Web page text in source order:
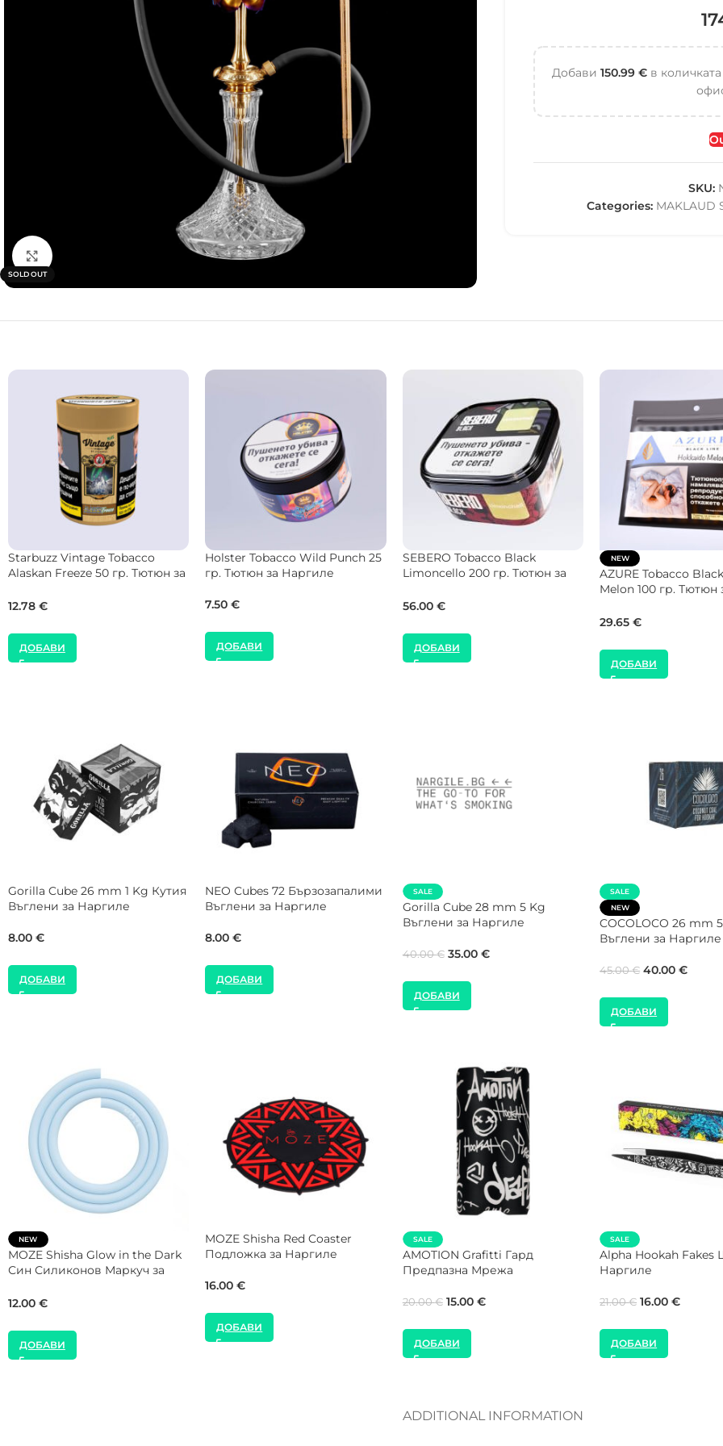
SOLD OUT
Добави 150.99 €в
SKU:
Categories: MAKLAUD
DOZAJ Black Tobacco Cigar
Vanilla 25 гр. Тютюн за
7.67€
ДОБАВИ
BLACK Tobacco Peanut 200 гр.
Тютюн за Наргиле
51.13€
ДОБАВИ
NEW
Hookain Tobacco Candy Pic Dry
ДОБАВИ
Starbuzz Tobacco
гр. Тютюн за
Gorilla Cube 27 mm 1 Kg Кутия
Въглени за Наргиле
8.00€
ДОБАВИ
SALE
CROWN 26 mm 20 Kg Кашон
ДОБАВИ
SALE
NEW
COCOLOCO 27 mm 5 Kg
ДОБАВИ
SALE
CROWN Max Flow
Кутия Въглени за
ДОБАВИ
NEW
El Badia 1000W Котлон за
Наргиле
22.00€
ДОБАВИ
MOZE Shisha Mint Packing Mat
Подложка за Наргиле
16.00€
ДОБАВИ
Alpha Hookah Beat Кетчър за
Наргиле
ДОБАВИ
NEW
MOZE Shisha Син
Маркуч за Наргиле
12.00€
ДОБАВИ
ADDITIONAL INFORMATION